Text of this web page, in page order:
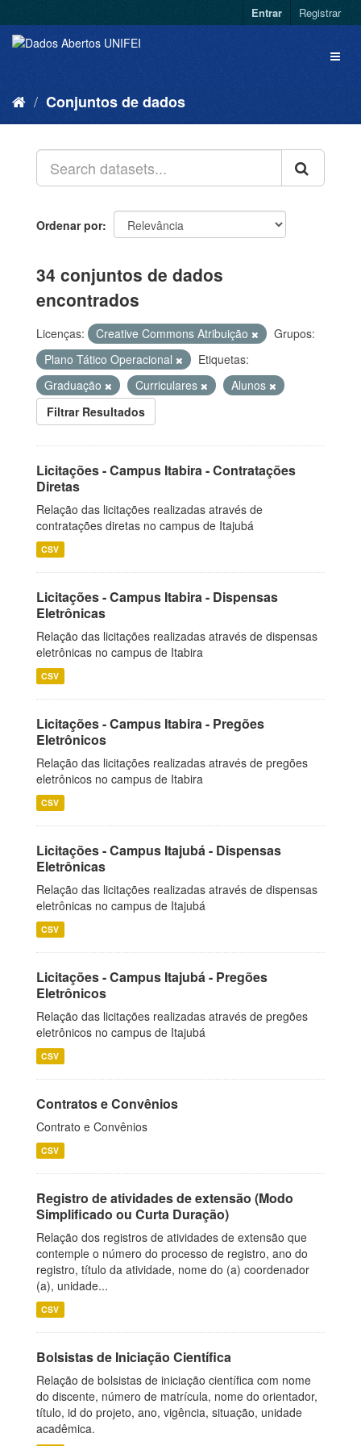
Entrar Registrar
Conjuntos de dados
Ordenar por
34 conjuntos de dados
encontrados
Licenças: Creative Commons Atribuição
Grupos:
Plano Tático Operacional
Etiquetas:
Graduação
Curriculares
Alunos
Filtrar Resultados
Licitações - Campus Itabira - Contratações
Diretas
Relação das licitações realizadas através de
contratações diretas no campus de Itajubá
CSV
Licitações - Campus Itabira - Dispensas
Eletrônicas
Relação das licitações realizadas através de dispensas
eletrônicas no campus de Itabira
CSV
Licitações - Campus Itabira - Pregões
Eletrônicos
Relação das licitações realizadas através de pregões
eletrônicos no campus de Itabira
CSV
Licitações - Campus Itajubá - Dispensas
Eletrônicas
Relação das licitações realizadas através de dispensas
eletrônicas no campus de Itajubá
CSV
Licitações - Campus Itajubá - Pregões
Eletrônicos
Relação das licitações realizadas através de pregões
eletrônicos no campus de Itajubá
CSV
Contratos e Convênios
Contrato e Convênios
CSV
Registro de atividades de extensão (Modo
Simplificado ou Curta Duração)
Relação dos registros de atividades de extensão que
contemple o número do processo de registro, ano do
registro, título da atividade, nome do (a) coordenador
(a), unidade...
CSV
Bolsistas de Iniciação Científica
Relação de bolsistas de iniciação científica com nome
do discente, número de matrícula, nome do orientador,
título, id do projeto, ano, vigência, situação, unidade
acadêmica.